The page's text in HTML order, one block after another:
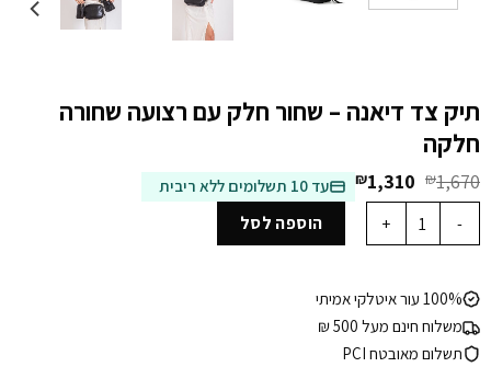
תיק צד דיאנה – שחור חלק עם רצועה שחורה
חלקה
₪1,670 המחיר
המקורי
היה:
₪1,670.
₪1,310 המחיר
הנוכחי
₪1,310.
עד 10 תשלומים ללא ריבית
כמות של תיק צד דיאנה - שחור חלק עם רצועה שחורה חלקה
הוספה לסל
100% עור איטלקי אמיתי
משלוח חינם מעל 500 ₪
תשלום מאובטח PCI